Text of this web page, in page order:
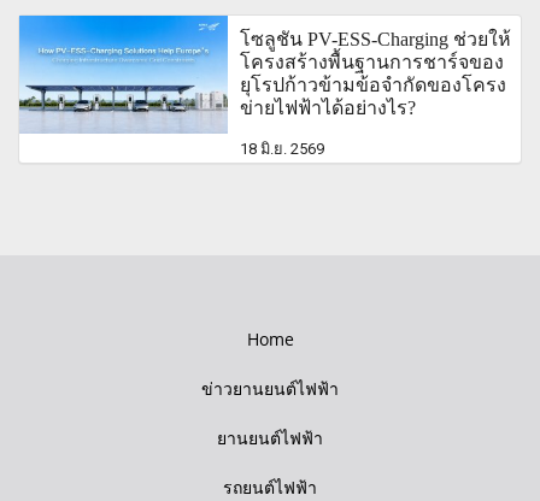
โซลูชัน PV-ESS-Charging ช่วยให้
โครงสร้างพื้นฐานการชาร์จของ
ยุโรปก้าวข้ามข้อจำกัดของโครง
ข่ายไฟฟ้าได้อย่างไร?
18 มิ.ย. 2569
Home
ข่าวยานยนต์ไฟฟ้า
ยานยนต์ไฟฟ้า
รถยนต์ไฟฟ้า